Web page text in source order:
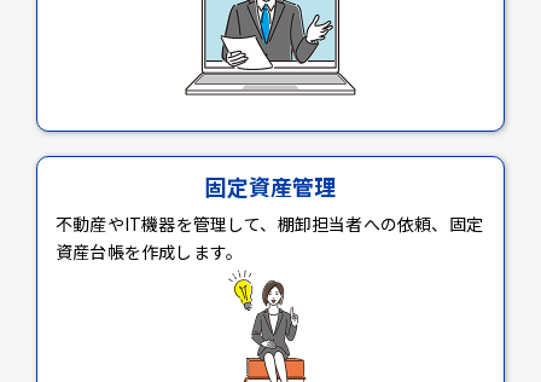
固定資産管理
不動産やIT機器を管理して、棚卸担当者への依頼、固定
資産台帳を作成します。